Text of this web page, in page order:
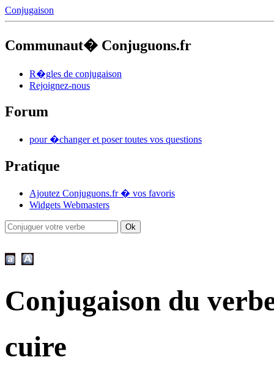
Conjugaison
Communaut� Conjuguons.fr
R�gles de conjugaison
Rejoignez-nous
Forum
pour �changer et poser toutes vos questions
Pratique
Ajoutez Conjuguons.fr � vos favoris
Widgets Webmasters
Conjugaison du
cuire